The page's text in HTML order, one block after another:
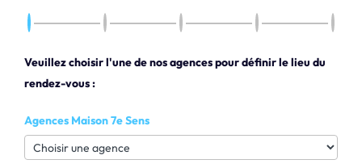
Veuillez choisir l'une de nos agences pour définir le lieu du
rendez-vous :
Agences Maison 7e Sens